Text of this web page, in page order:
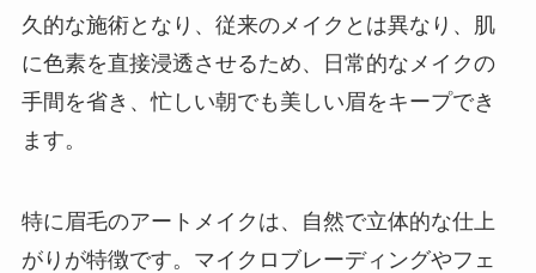
久的な施術となり、従来のメイクとは異なり、肌
に色素を直接浸透させるため、日常的なメイクの
手間を省き、忙しい朝でも美しい眉をキープでき
ます。
特に眉毛のアートメイクは、自然で立体的な仕上
がりが特徴です。マイクロブレーディングやフェ